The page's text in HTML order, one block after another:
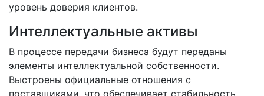
уровень доверия клиентов.
Интеллектуальные активы
В процессе передачи бизнеса будут переданы
элементы интеллектуальной собственности.
Выстроены официальные отношения с
поставщиками, что обеспечивает стабильность